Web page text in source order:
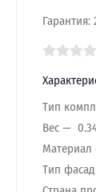
Гарантия:
Тип
Вес
Материал
Тип